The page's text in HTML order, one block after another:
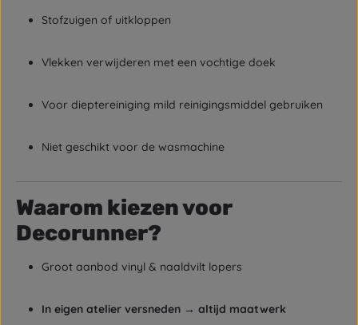
Stofzuigen of uitkloppen
Vlekken verwijderen met een vochtige doek
Voor dieptereiniging mild reinigingsmiddel gebruiken
Niet geschikt voor de wasmachine
Waarom kiezen voor
Decorunner?
Groot aanbod vinyl & naaldvilt lopers
In eigen atelier versneden → altijd maatwerk